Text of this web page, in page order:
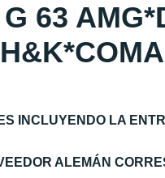
63
INCLUYENDO LA
ALEMÁN